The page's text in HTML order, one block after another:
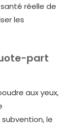
réelle de
les
part
aux yeux,
le